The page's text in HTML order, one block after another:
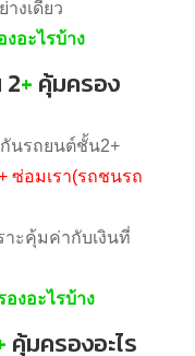
อะไรบ้าง
2+คุ้มครอง
นรถยนต์ชั้น2+
ซ่อมเรา(รถชนรถ
ะคุ้มค่ากับเงินที่
คุ้มครองอะไร